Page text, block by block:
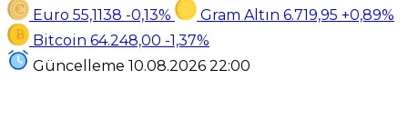
Euro 55,1138 -0,13% Gram Altın 6.719,95 +0,89%
Bitcoin 64.248,00 -1,37%
Güncelleme 10.08.2026 22:00